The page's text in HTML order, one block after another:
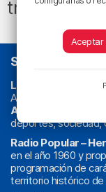
tráfico en
SOBRE
La radio sin
Actualidad y
Athletic
deportes, sociedad,
Radio Popular –
en el año 1960 y
programación de
territorio histórico de
Aceptar